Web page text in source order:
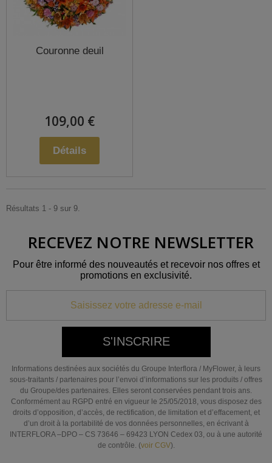
Couronne deuil
109,00 €
Détails
Résultats 1 - 9 sur 9.
RECEVEZ NOTRE NEWSLETTER
Pour être informé des nouveautés et recevoir nos offres et
promotions en exclusivité.
S'INSCRIRE
Informations destinées aux sociétés du Groupe Interflora / MyFlower, à leurs
sous-traitants / partenaires pour l’envoi d’informations sur les produits / offres
du Groupe/des partenaires. Elles seront conservées pendant trois ans.
Conformément au RGPD entré en vigueur le 25/05/2018, vous disposez des
droits d’opposition, d’accès, de rectification, de limitation et d’effacement, et
d’un droit à la portabilité de vos données personnelles, en écrivant à
INTERFLORA –DPO – CS 73646 – 69423 LYON Cedex 03, ou à une autorité
de contrôle. (voir CGV).